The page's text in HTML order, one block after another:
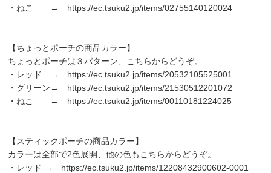
・ねこ → https://ec.tsuku2.jp/items/02755140120024
【ちょっとポーチの商品カラー】
ちょっとポーチは３パターン、こちらからどうぞ。
・レッド → https://ec.tsuku2.jp/items/20532105525001
・グリーン→ https://ec.tsuku2.jp/items/21530512201072
・ねこ → https://ec.tsuku2.jp/items/00110181224025
【スティックポーチの商品カラー】
カラーは全部で2色展開、他の色もこちらからどうぞ。
・レッド → https://ec.tsuku2.jp/items/12208432900602-0001